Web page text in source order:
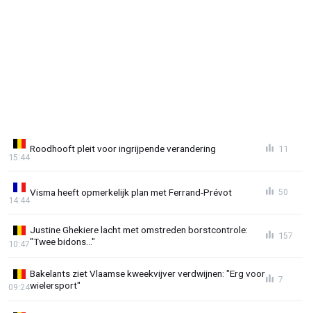
Roodhooft pleit voor ingrijpende verandering
15:44
11
Visma heeft opmerkelijk plan met Ferrand-Prévot
14:44
50
Justine Ghekiere lacht met omstreden borstcontrole:
"Twee bidons..."
10:47
157
Bakelants ziet Vlaamse kweekvijver verdwijnen: "Erg voor
wielersport"
09:24
7